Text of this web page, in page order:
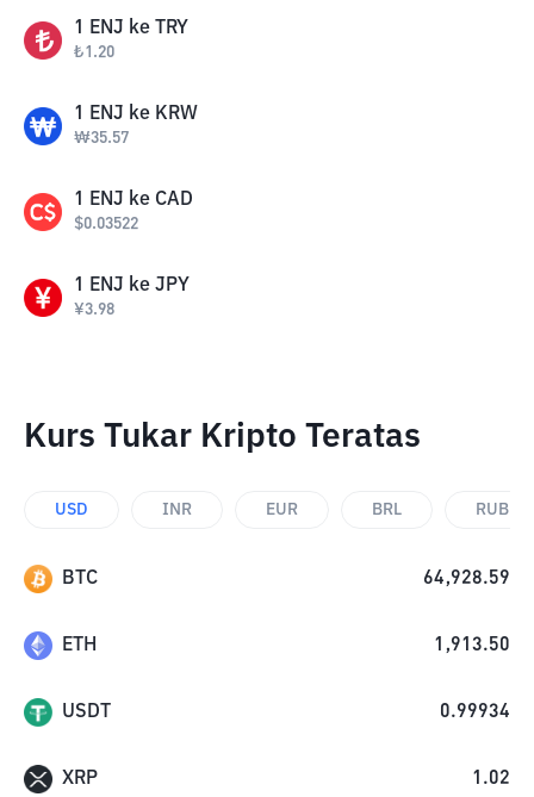
1 ENJ ke TRY
₺1.20
1 ENJ ke KRW
₩35.57
1 ENJ ke CAD
$0.03522
1 ENJ ke JPY
¥3.98
Kurs Tukar Kripto Teratas
USD INR EUR BRL RUB
BTC 64,928.59
ETH 1,913.50
USDT 0.99934
XRP 1.02